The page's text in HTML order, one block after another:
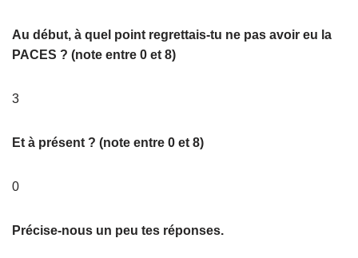
Au début, à quel point regrettais-tu ne pas avoir eu la
PACES ? (note entre 0 et 8)
3
Et à présent ? (note entre 0 et 8)
0
Précise-nous un peu tes réponses.